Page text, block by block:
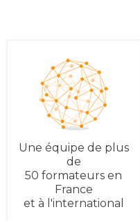
Une équipe de plus
de
50 formateurs en
France
et à l'international